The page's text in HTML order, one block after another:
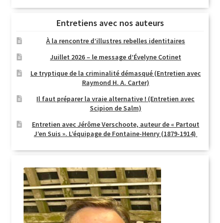
Entretiens avec nos auteurs
À la rencontre d’illustres rebelles identitaires
Juillet 2026 – le message d’Évelyne Cotinet
Le tryptique de la criminalité démasqué (Entretien avec
Raymond H. A. Carter)
Il faut préparer la vraie alternative ! (Entretien avec
Scipion de Salm)
Entretien avec Jérôme Verschoote, auteur de « Partout
J’en Suis ». L’équipage de Fontaine-Henry (1879-1914)